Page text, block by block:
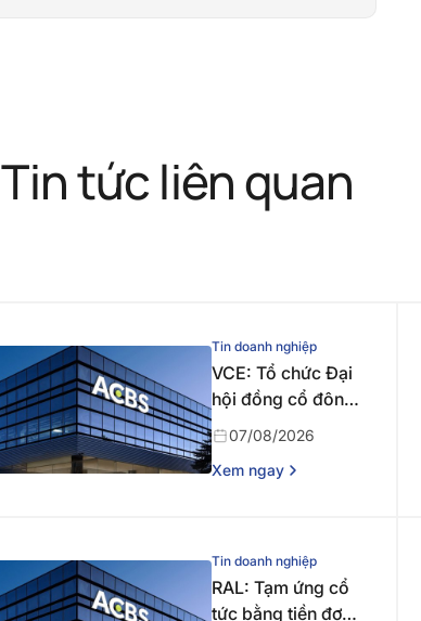
Tin tức liên quan
Tin doanh nghiệp
VCE: Tổ chức Đại
hội đồng cổ đông
bất thường năm
2026 lần thứ nhất
07/08/2026
Xem ngay
Tin doanh nghiệp
RAL: Tạm ứng cổ
tức bằng tiền đợt 1